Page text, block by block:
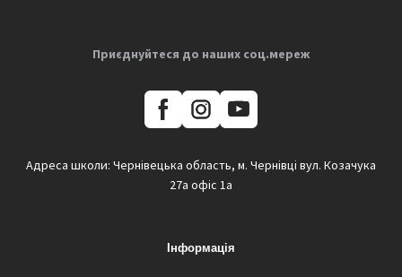
Приєднуйтеся до наших соц.мереж
Адреса школи: Чернівецька область, м. Чернівці вул. Козачука
27а офіс 1а
Інформація